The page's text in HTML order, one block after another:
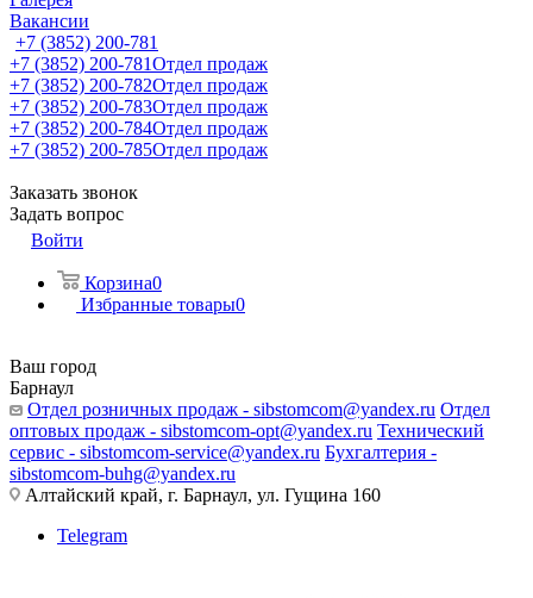
Вакансии
+7 (3852) 200-781
+7 (3852) 200-781Отдел продаж
+7 (3852) 200-782Отдел продаж
+7 (3852) 200-783Отдел продаж
+7 (3852) 200-784Отдел продаж
+7 (3852) 200-785Отдел продаж
Заказать звонок
Задать вопрос
Войти
Корзина0
Избранные товары0
Ваш город
Барнаул
Отдел розничных продаж - sibstomcom@yandex.ru Отдел
оптовых продаж - sibstomcom-opt@yandex.ru Технический
сервис - sibstomcom-service@yandex.ru Бухгалтерия -
sibstomcom-buhg@yandex.ru
Алтайский край, г. Барнаул, ул. Гущина 160
Telegram